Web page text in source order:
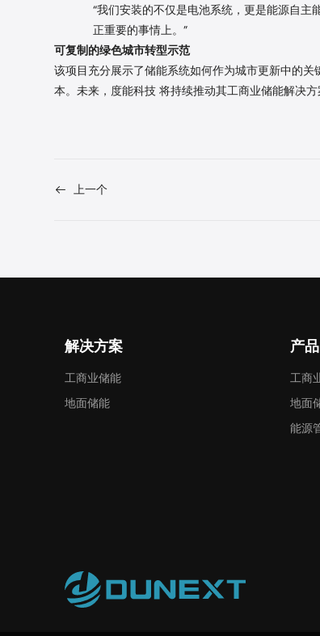
“我们安装的不仅是电池系统，更是能源自主
正重要的事情上。”
可复制的绿色城市转型示范
该项目充分展示了储能系统如何作为城市更新中的
本。未来，度能科技将持续推动其工商业储能解决
上一个
解决方案
工商业储能
地面储能
产
工商
地面
能源